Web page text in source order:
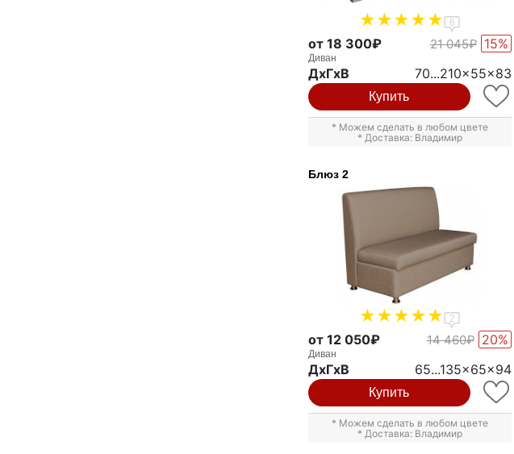
6
от 18 300₽ 21 045₽ 15%
Диван
ДxГxВ 70...210x55x83
Купить
* Можем сделать в любом цвете
* Доставка: Владимир
Блюз 2
2
от 12 050₽ 14 460₽ 20%
Диван
ДxГxВ 65...135x65x94
Купить
* Можем сделать в любом цвете
* Доставка: Владимир